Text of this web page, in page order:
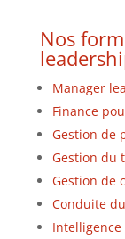
Nos
Manager
Finance
Gestion de
Gestion du
Gestion de
Conduite